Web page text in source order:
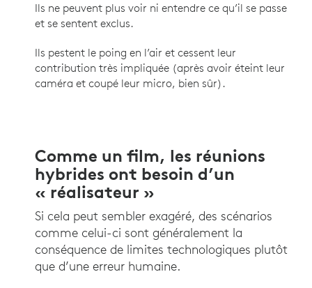
Ils ne peuvent plus voir ni entendre ce qu’il se passe
et se sentent exclus.
Ils pestent le poing en l’air et cessent leur
contribution très impliquée (après avoir éteint leur
caméra et coupé leur micro, bien sûr).
Comme un film, les réunions
hybrides ont besoin d’un
« réalisateur »
Si cela peut sembler exagéré, des scénarios
comme celui-ci sont généralement la
conséquence de limites technologiques plutôt
que d’une erreur humaine.